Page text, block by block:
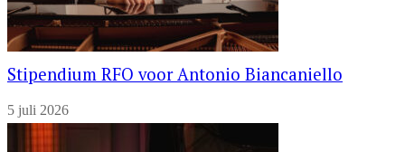
Stipendium RFO voor Antonio Biancaniello
5 juli 2026